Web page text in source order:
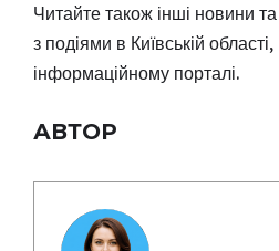
Читайте також інші новини
з подіями в Київській
інформаційному порталі.
АВТОР